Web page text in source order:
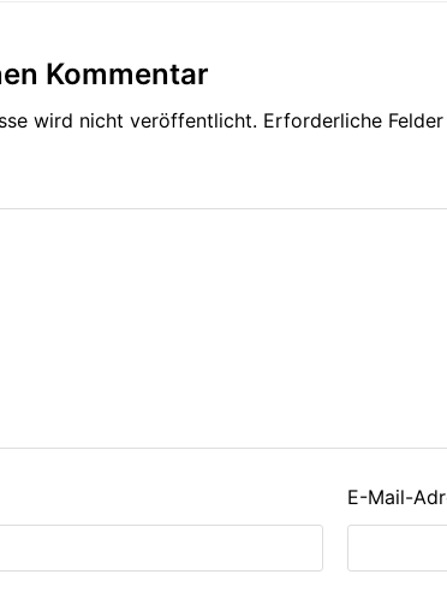
Kommentar
wird nicht veröffentlicht. Erforderliche
E-Mail-